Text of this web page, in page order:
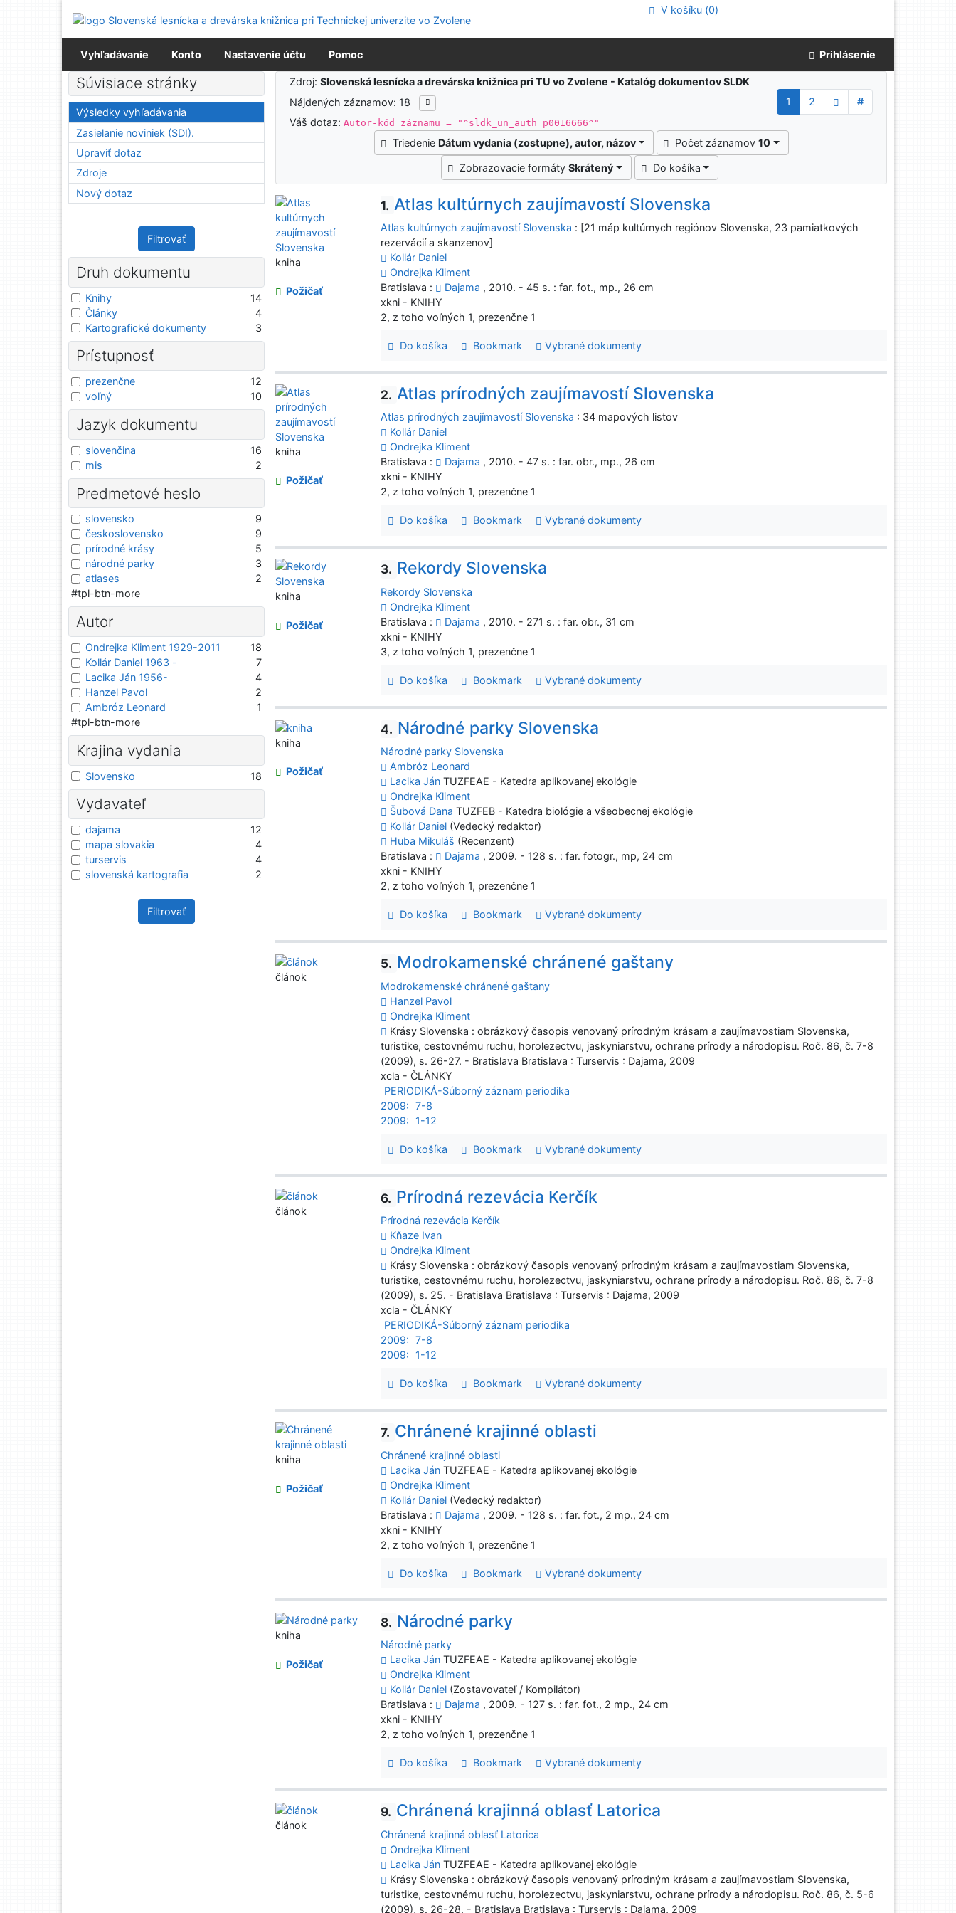
Prejsť na menu
Prehlásenie o webovej prístupnosti
V košíku (0)
Vyhľadávanie Konto Nastavenie účtu Pomoc Prihlásenie
Výsledky vyhľadávania
Zdroj:Slovenská lesnícka a drevárska knižnica pri TU vo Zvolene - Katalóg dokumentov SLDK
Nájdených záznamov: 18
1 2
#
Váš dotaz:Autor-kód záznamu = "^sldk_un_auth p0016666^"
Triedenie Dátum vydania (zostupne), autor, názov Počet záznamov10
Zobrazovacie formátySkrátený Do košíka
1. Atlas kultúrnych zaujímavostí Slovenska
Atlas kultúrnych zaujímavostí Slovenska : [21 máp kultúrnych regiónov Slovenska, 23 pamiatkových
rezervácií a skanzenov]
Kollár Daniel
Ondrejka Kliment
Bratislava :
Dajama , 2010. - 45 s. : far. fot., mp., 26 cm
xkni - KNIHY
2, z toho voľných 1, prezenčne 1
Do košíka Bookmark Vybrané dokumenty
kniha
Požičať
2. Atlas prírodných zaujímavostí Slovenska
Atlas prírodných zaujímavostí Slovenska : 34 mapových listov
Kollár Daniel
Ondrejka Kliment
Bratislava :
Dajama , 2010. - 47 s. : far. obr., mp., 26 cm
xkni - KNIHY
2, z toho voľných 1, prezenčne 1
Do košíka Bookmark Vybrané dokumenty
kniha
Požičať
3. Rekordy Slovenska
Rekordy Slovenska
Ondrejka Kliment
Bratislava :
Dajama , 2010. - 271 s. : far. obr., 31 cm
xkni - KNIHY
3, z toho voľných 1, prezenčne 1
Do košíka Bookmark Vybrané dokumenty
kniha
Požičať
4. Národné parky Slovenska
Národné parky Slovenska
Ambróz Leonard
Lacika Ján TUZFEAE - Katedra aplikovanej ekológie
Ondrejka Kliment
Šubová Dana TUZFEB - Katedra biológie a všeobecnej ekológie
Kollár Daniel (Vedecký redaktor)
Huba Mikuláš (Recenzent)
Bratislava :
Dajama , 2009. - 128 s. : far. fotogr., mp, 24 cm
xkni - KNIHY
2, z toho voľných 1, prezenčne 1
Do košíka Bookmark Vybrané dokumenty
kniha
Požičať
5. Modrokamenské chránené gaštany
Modrokamenské chránené gaštany
Hanzel Pavol
Ondrejka Kliment
Krásy Slovenska : obrázkový časopis venovaný prírodným krásam a zaujímavostiam Slovenska,
turistike, cestovnému ruchu, horolezectvu, jaskyniarstvu, ochrane prírody a národopisu. Roč. 86, č. 7-8
(2009), s. 26-27. - Bratislava Bratislava : Turservis : Dajama, 2009
xcla - ČLÁNKY
PERIODIKÁ-Súborný záznam periodika
2009:
7-8
2009:
1-12
Do košíka Bookmark Vybrané dokumenty
článok
6. Prírodná rezevácia Kerčík
Prírodná rezevácia Kerčík
Kňaze Ivan
Ondrejka Kliment
Krásy Slovenska : obrázkový časopis venovaný prírodným krásam a zaujímavostiam Slovenska,
turistike, cestovnému ruchu, horolezectvu, jaskyniarstvu, ochrane prírody a národopisu. Roč. 86, č. 7-8
(2009), s. 25. - Bratislava Bratislava : Turservis : Dajama, 2009
xcla - ČLÁNKY
PERIODIKÁ-Súborný záznam periodika
2009:
7-8
2009:
1-12
Do košíka Bookmark Vybrané dokumenty
článok
7. Chránené krajinné oblasti
Chránené krajinné oblasti
Lacika Ján TUZFEAE - Katedra aplikovanej ekológie
Ondrejka Kliment
Kollár Daniel (Vedecký redaktor)
Bratislava :
Dajama , 2009. - 128 s. : far. fot., 2 mp., 24 cm
xkni - KNIHY
2, z toho voľných 1, prezenčne 1
Do košíka Bookmark Vybrané dokumenty
kniha
Požičať
8. Národné parky
Národné parky
Lacika Ján TUZFEAE - Katedra aplikovanej ekológie
Ondrejka Kliment
Kollár Daniel (Zostavovateľ / Kompilátor)
Bratislava :
Dajama , 2009. - 127 s. : far. fot., 2 mp., 24 cm
xkni - KNIHY
2, z toho voľných 1, prezenčne 1
Do košíka Bookmark Vybrané dokumenty
kniha
Požičať
9. Chránená krajinná oblasť Latorica
Chránená krajinná oblasť Latorica
Ondrejka Kliment
Lacika Ján TUZFEAE - Katedra aplikovanej ekológie
Krásy Slovenska : obrázkový časopis venovaný prírodným krásam a zaujímavostiam Slovenska,
turistike, cestovnému ruchu, horolezectvu, jaskyniarstvu, ochrane prírody a národopisu. Roč. 86, č. 5-6
(2009), s. 26-28. - Bratislava Bratislava : Turservis : Dajama, 2009
článok
Súvisiace stránky
Výsledky vyhľadávania
Zasielanie noviniek (SDI).
Upraviť dotaz
Zdroje
Nový dotaz
Filtrovať
Druh dokumentu
Knihy
14
Články
4
Kartografické dokumenty
3
Prístupnosť
prezenčne
12
voľný
10
Jazyk dokumentu
slovenčina
16
mis
2
Predmetové heslo
slovensko
9
československo
9
prírodné krásy
5
národné parky
3
atlases
2
#tpl-btn-more
Autor
Ondrejka Kliment 1929-2011
18
Kollár Daniel 1963 -
7
Lacika Ján 1956-
4
Hanzel Pavol
2
Ambróz Leonard
1
#tpl-btn-more
Krajina vydania
Slovensko 18
Vydavateľ
dajama
12
mapa slovakia
4
turservis
4
slovenská kartografia
2
Filtrovať